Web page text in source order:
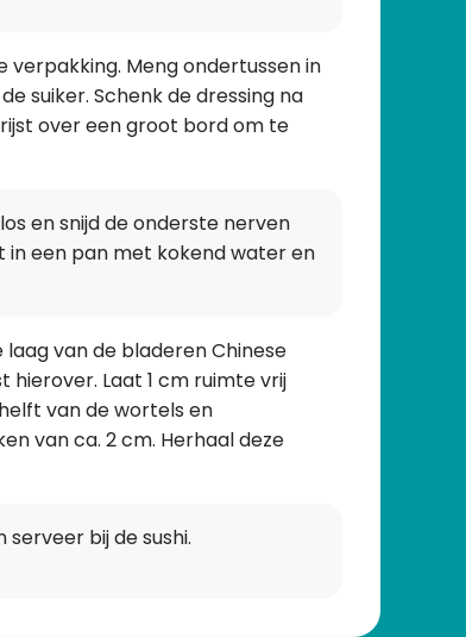
verpakking. Meng ondertussen in
suiker. Schenk de dressing na
over een groot bord om te
en snijd de onderste nerven
in een pan met kokend water en
van de bladeren Chinese
Laat 1 cm ruimte vrij
van de wortels en
van ca. 2 cm. Herhaal deze
bij de sushi.